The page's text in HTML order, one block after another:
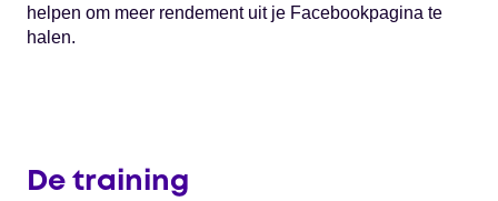
helpen om meer rendement uit je Facebookpagina te
halen.
De training